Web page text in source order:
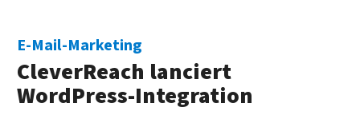
E-Mail-Marketing
CleverReach lanciert
WordPress-Integration